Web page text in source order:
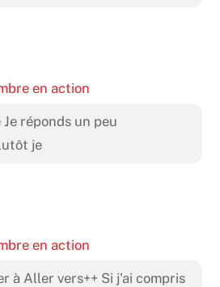
en action
réponds un peu
je
en action
à Aller vers++ Si j'ai compris